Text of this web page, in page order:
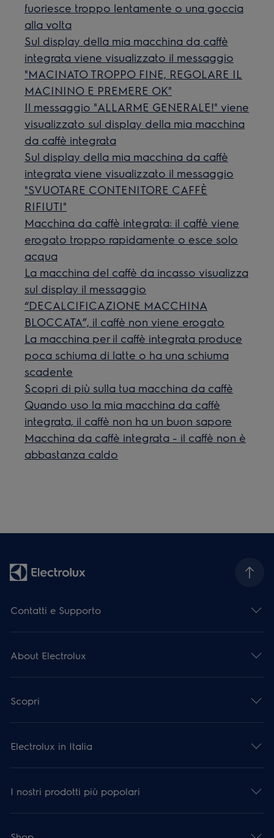
fuoriesce troppo lentamente o una goccia
alla volta
Sul display della mia macchina da caffè
integrata viene visualizzato il messaggio
"MACINATO TROPPO FINE, REGOLARE IL
MACININO E PREMERE OK"
Il messaggio "ALLARME GENERALE!" viene
visualizzato sul display della mia macchina
da caffè integrata
Sul display della mia macchina da caffè
integrata viene visualizzato il messaggio
"SVUOTARE CONTENITORE CAFFÈ
RIFIUTI"
Macchina da caffè integrata: il caffè viene
erogato troppo rapidamente o esce solo
acqua
La macchina del caffè da incasso visualizza
sul display il messaggio
“DECALCIFICAZIONE MACCHINA
BLOCCATA”, il caffè non viene erogato
La macchina per il caffè integrata produce
poca schiuma di latte o ha una schiuma
scadente
Scopri di più sulla tua macchina da caffè
Quando uso la mia macchina da caffè
integrata, il caffè non ha un buon sapore
Macchina da caffè integrata - il caffè non è
abbastanza caldo
Contatti e Supporto
About Electrolux
Scopri
Electrolux in Italia
I nostri prodotti più popolari